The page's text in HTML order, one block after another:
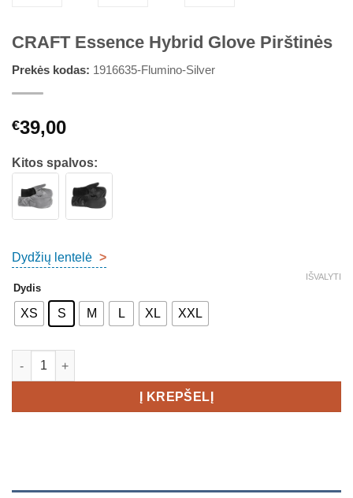
CRAFT Essence Hybrid Glove Pirštinės
Prekės kodas: 1916635-Flumino-Silver
€39,00
Kitos spalvos:
Dydžių lentelė >
Dydis
XS S M L XL XXL
IŠVALYTI
produkto kiekis: CRAFT Essence Hybrid Glove Pirštinės
Į KREPŠELĮ